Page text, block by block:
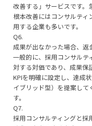
改善する」サービスです。
根本改善にはコンサルティ
用する企業も多いです。
Q6.
成果が出なかった場合、返
一般的に、採用コンサルテ
対する対価であり、成果保
KPIを明確に設定し、達成
イブリッド型）を提案し
す。
Q7.
採用コンサルティングと採